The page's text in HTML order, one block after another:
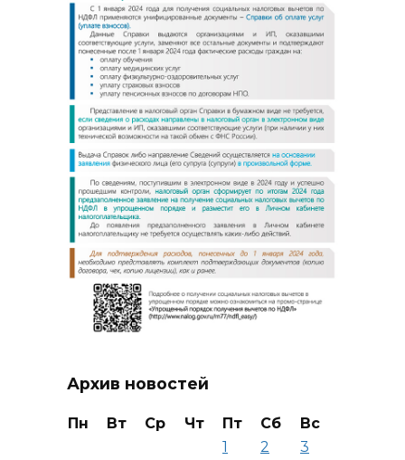
Архив новостей
Пн Вт Ср Чт Пт Сб
Вс
1
2
3